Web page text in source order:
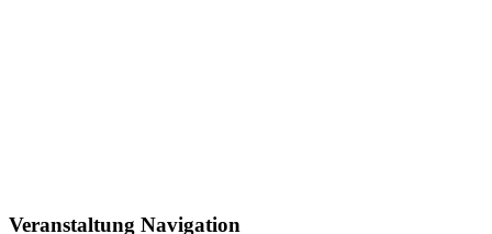
Veranstaltung Navigation